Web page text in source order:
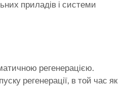
приладів і системи
регенерацією.
регенерації, в той час як